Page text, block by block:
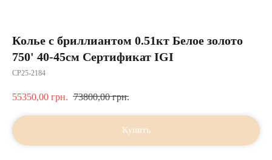
Колье с бриллиантом 0.51кт Белое золото
750' 40-45см Сертификат IGI
CP25-2184
55350,00 грн. 73800,00 грн.
Купить